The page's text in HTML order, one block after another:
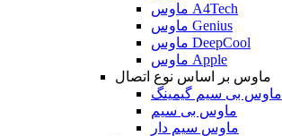
ماوس A4Tech
ماوس Genius
ماوس DeepCool
ماوس Apple
ماوس بر اساس نوع اتصال
ماوس بی سیم گیمینگ
ماوس بی سیم
ماوس سیم دار